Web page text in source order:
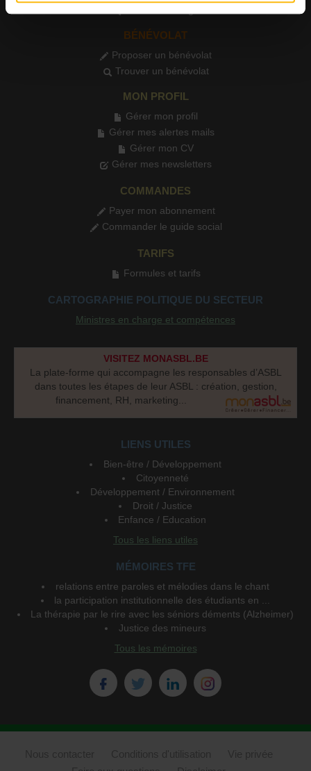
BÉNÉVOLAT
Proposer un bénévolat
Trouver un bénévolat
MON PROFIL
Gérer mon profil
Gérer mes alertes mails
Gérer mon CV
Gérer mes newsletters
COMMANDES
Payer mon abonnement
Commander le guide social
TARIFS
Formules et tarifs
CARTOGRAPHIE POLITIQUE DU SECTEUR
Ministres en charge et compétences
VISITEZ MONASBL.BE
La plate-forme qui accompagne les responsables d’ASBL
dans toutes les étapes de leur ASBL : création, gestion,
financement, RH, marketing...
LIENS UTILES
Bien-être / Développement
Citoyenneté
Développement / Environnement
Droit / Justice
Enfance / Education
Tous les liens utiles
MÉMOIRES TFE
relations entre paroles et mélodies dans le chant
la participation institutionnelle des étudiants en ...
La thérapie par le rire avec les séniors déments (Alzheimer)
Justice des mineurs
Tous les mémoires